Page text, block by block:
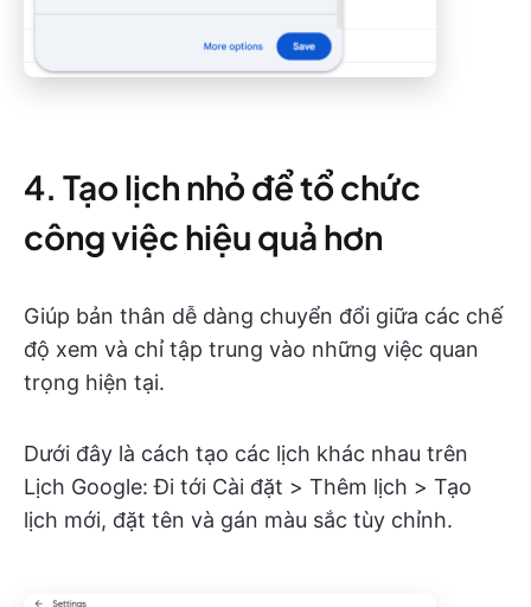
4. Tạo lịch nhỏ để tổ chức
công việc hiệu quả hơn
Giúp bản thân dễ dàng chuyển đổi giữa các chế
độ xem và chỉ tập trung vào những việc quan
trọng hiện tại.
Dưới đây là cách tạo các lịch khác nhau trên
Lịch Google: Đi tới Cài đặt > Thêm lịch > Tạo
lịch mới, đặt tên và gán màu sắc tùy chỉnh.